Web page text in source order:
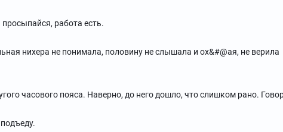
работа есть.
нихера не понимала, половину не слышала и ох&#@ая, не верила
часового пояса. Наверно, до него дошло, что слишком рано.